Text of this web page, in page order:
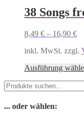
38 Songs
8,49 € – 16,90 €
inkl. MwSt. zzgl.
Ausführung
Suchen
... oder wählen: